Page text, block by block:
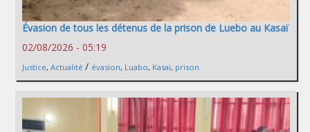
Évasion de tous les détenus de la prison de Luebo au Kasaï
02/08/2026 - 05:19
Justice, Actualité / évasion, Luabo, Kasaï, prison